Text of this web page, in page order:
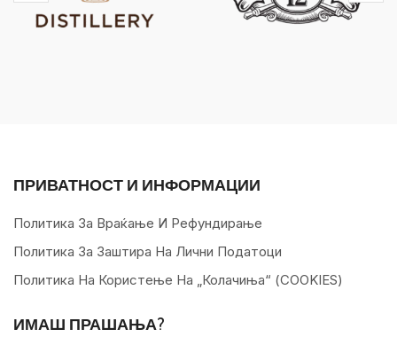
ПРИВАТНОСТ И ИНФОРМАЦИИ
Политика За Враќање И Рефундирање
Политика За Заштира На Лични Податоци
Политика На Користење На „колачиња“ (COOKIES)
ИМАШ ПРАШАЊА?